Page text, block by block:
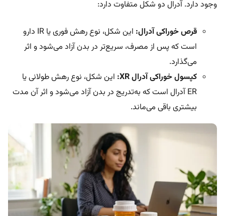
وجود دارد. آدرال دو شکل متفاوت دارد:
قرص خوراکی آدرال:
این شکل، نوع رهش فوری یا IR دارو
است که پس از مصرف، سریع‌تر در بدن آزاد می‌شود و اثر
می‌گذارد.
کپسول خوراکی آدرال XR:
این شکل، نوع رهش طولانی یا
ER آدرال است که به‌تدریج در بدن آزاد می‌شود و اثر آن مدت
بیشتری باقی می‌ماند.